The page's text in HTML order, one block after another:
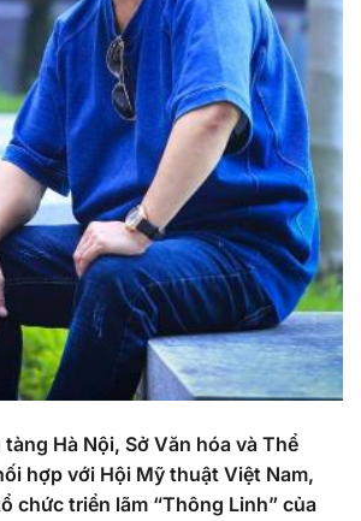
Hà Nội, Sở Văn hóa và Thể
hợp với Hội Mỹ thuật Việt Nam,
chức triển lãm “Thông Linh” của